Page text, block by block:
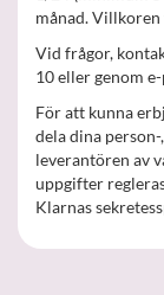
månad.
Vid frågor,
10 eller genom
För att kunna
dela dina
leverantören av
uppgifter
Klarnas